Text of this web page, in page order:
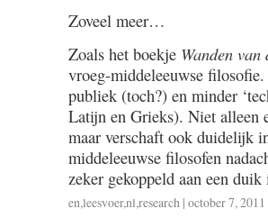
Zoveel meer…
Zoals het boekje Wanden
vroeg-middeleeuwse
publiek (toch?) en minder
Latijn en Grieks). Niet alleen
maar verschaft ook duidelijk
middeleeuwse filosofen
zeker gekoppeld aan een
en,leesvoer,nl,research | october 7,